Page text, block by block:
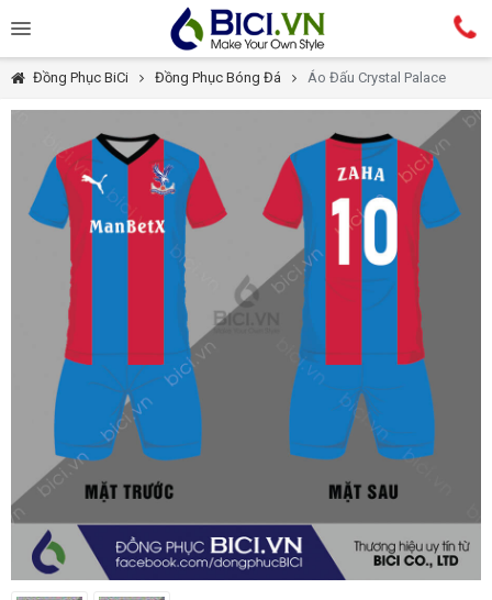
Đồng Phục BiCi Đồng Phục Bóng Đá Áo Đấu Crystal Palace